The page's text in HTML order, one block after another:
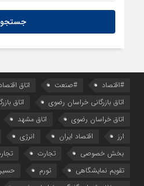
#اقتصاد #صنعت اتاق اقتصاد
اتاق بازرگانی خراسان رضوی
اتاق
اتاق خراسان رضوی
اتاق مشهد
ارز
اقتصاد ایران انرژی
بخش خصوصی
تجارت
تقویم نمایشگاهی
تورم